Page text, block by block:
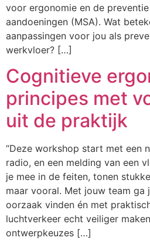
voor ergonomie en de
aandoeningen (MSA). Wat
aanpassingen voor jou als
werkvloer? […]
Cognitieve
principes met
uit de praktijk
“Deze workshop start met een
radio, en een melding van een
je mee in de feiten, tonen
maar vooral. Met jouw team ga
oorzaak vinden én met
luchtverkeer echt veiliger
ontwerpkeuzes […]